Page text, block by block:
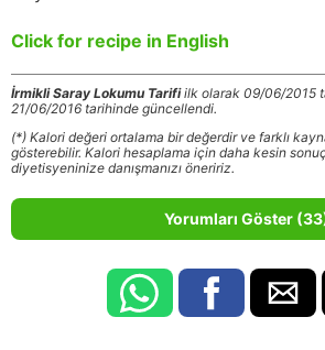
Click for recipe in English
İrmikli Saray Lokumu Tarifiilk olarak 09/06/2015
21/06/2016 tarihinde güncellendi.
(*) Kalori değeri ortalama bir değerdir ve farklı
gösterebilir. Kalori hesaplama için daha kesin
diyetisyeninize danışmanızı öneririz.
Yorumları Göster